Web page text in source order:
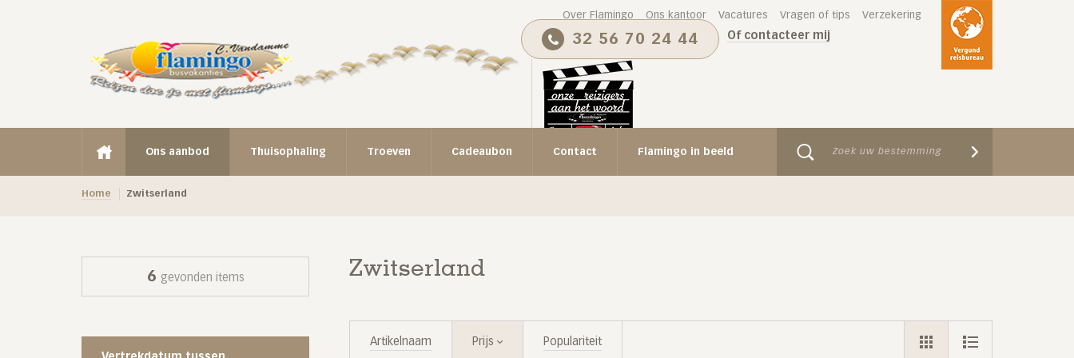
Over Flamingo Ons kantoor Vacatures Vragen of tips Verzekering
32 56 70 24 44 Of contacteer mij
Ons aanbod Thuisophaling Troeven Cadeaubon Contact Flamingo in beeld
Home Zwitserland
Zwitserland
Artikelnaam Prijs Populariteit
6 gevonden items